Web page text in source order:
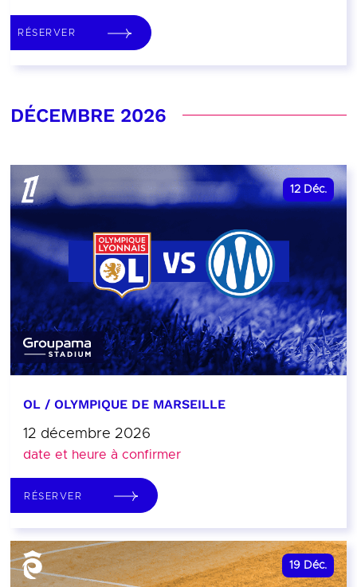
RÉSERVER
DÉCEMBRE 2026
12 Déc.
OL / OLYMPIQUE DE MARSEILLE
12 décembre 2026
date et heure à confirmer
RÉSERVER
19 Déc.